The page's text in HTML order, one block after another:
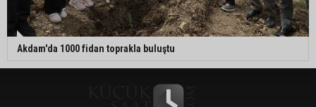
Akdam'da 1000 fidan toprakla buluştu